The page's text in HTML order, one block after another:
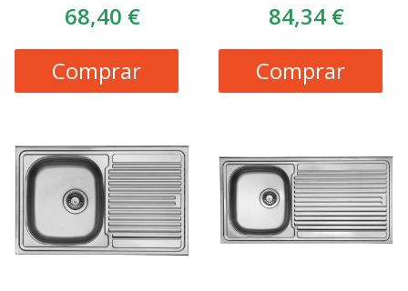
68,40 €
Comprar
84,34 €
Comprar